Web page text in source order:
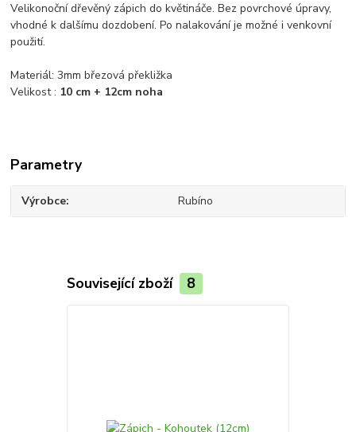
Velikonoční dřevěný zápich do květináče. Bez povrchové úpravy,
vhodné k dalšímu dozdobení. Po nalakování je možné i venkovní
použití.
Materiál: 3mm březová překližka
Velikost : 10 cm + 12cm noha
Parametry
Výrobce Rubíno
Související zboží 8